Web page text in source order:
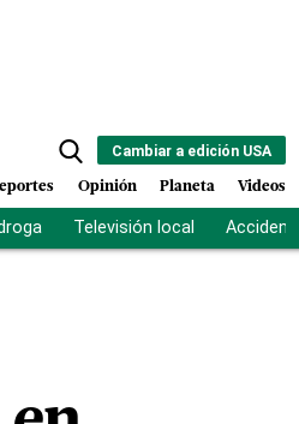
Cambiar a edición USA
Opinión Planeta Videos
Televisión local